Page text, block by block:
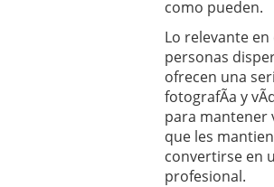
en
como pueden.
Lo relevante
personas
ofrecen una
fotografÃ­a y
para mantener
que les
convertirse en
profesional.